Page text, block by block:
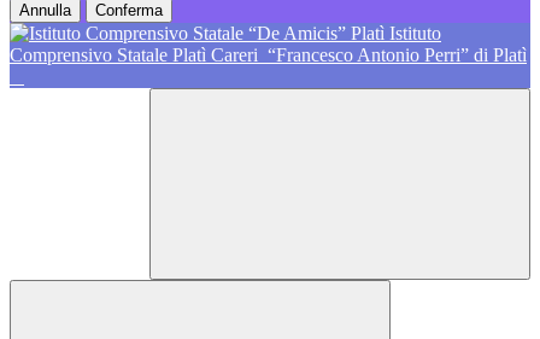
Annulla Conferma
Istituto
Comprensivo Statale Platì Careri “Francesco Antonio Perri” di Platì